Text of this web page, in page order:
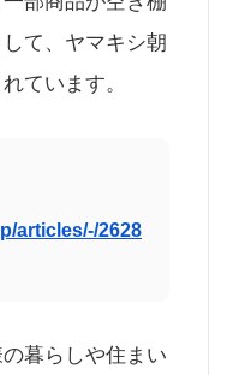
て、ヤマキシ朝
ています。
articles/-/2628
暮らしや住まい